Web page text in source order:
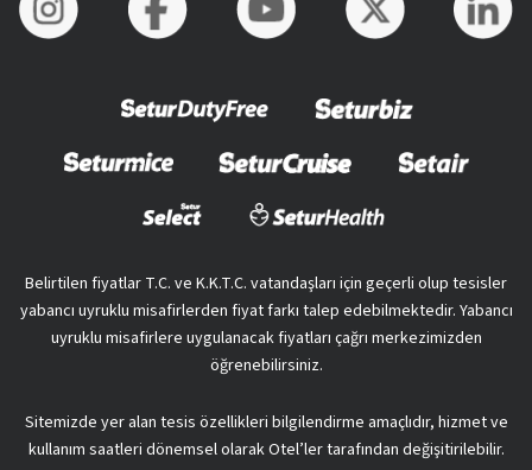
Belirtilen fiyatlar T.C. ve K.K.T.C. vatandaşları için geçerli olup tesisler
yabancı uyruklu misafirlerden fiyat farkı talep edebilmektedir. Yabancı
uyruklu misafirlere uygulanacak fiyatları çağrı merkezimizden
öğrenebilirsiniz.
Sitemizde yer alan tesis özellikleri bilgilendirme amaçlıdır, hizmet ve
kullanım saatleri dönemsel olarak Otel’ler tarafından değişitirilebilir.